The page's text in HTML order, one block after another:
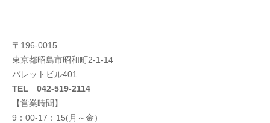
〒196-0015
東京都昭島市昭和町2-1-14
パレットビル401
TEL 042-519-2114
【営業時間】
9：00-17：15(月～金）